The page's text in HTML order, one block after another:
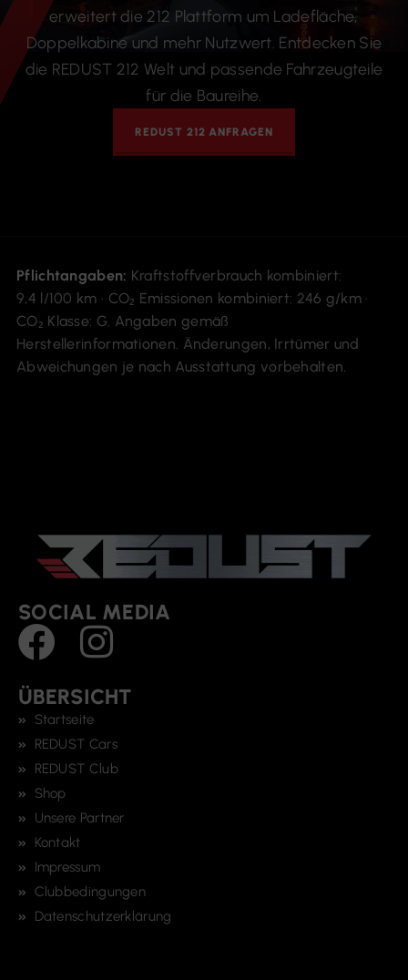
erweitert die 212 Plattform um Ladefläche,
Doppelkabine und mehr Nutzwert. Entdecken Sie
die REDUST 212 Welt und passende Fahrzeugteile
für die Baureihe.
REDUST 212 ANFRAGEN
Pflichtangaben: Kraftstoffverbrauch kombiniert:
9,4 l/100 km · CO₂ Emissionen kombiniert: 246 g/km ·
CO₂ Klasse: G. Angaben gemäß
Herstellerinformationen. Änderungen, Irrtümer und
Abweichungen je nach Ausstattung vorbehalten.
ÜBERSICHT
Startseite
REDUST Cars
REDUST Club
Shop
Unsere Partner
Kontakt
Impressum
Clubbedingungen
Datenschutzerklärung
SOCIAL MEDIA